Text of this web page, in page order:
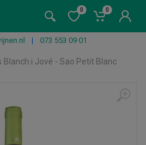
0 0
| 073 553 09 01
Blanch i Jové - Sao Petit Blanc